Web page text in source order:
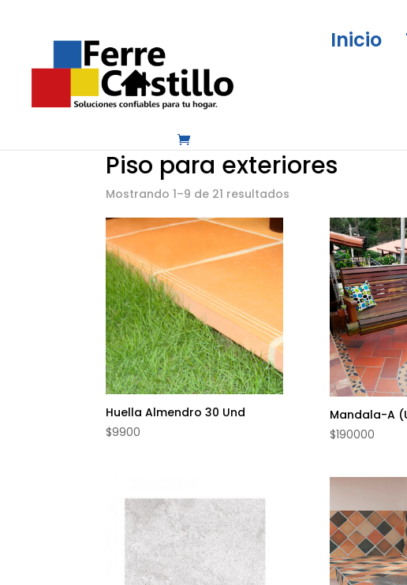
Inicio
Pisos, pinturas y acabados
Piso para exteriores
Mostrando 1–9 de 21 resultados
Huella Almendro 30 Und
$9900
Mandala-A
$190000